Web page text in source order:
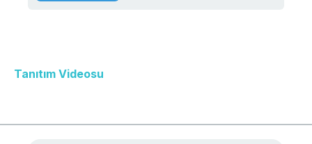
Tanıtım Videosu